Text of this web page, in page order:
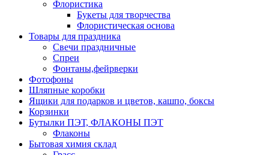
Флористика
Букеты для творчества
Флористическая основа
Товары для праздника
Свечи праздничные
Спреи
Фонтаны,фейрверки
Фотофоны
Шляпные коробки
Ящики для подарков и цветов, кашпо, боксы
Корзинки
Бутылки ПЭТ, ФЛАКОНЫ ПЭТ
Флаконы
Бытовая химия склад